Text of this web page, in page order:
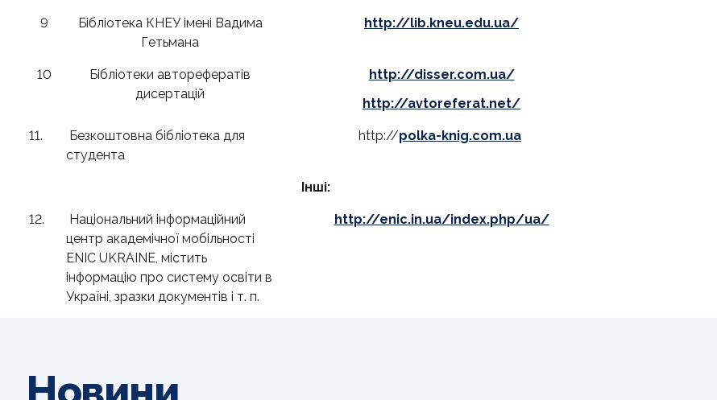
9
Бібліотека КНЕУ імені Вадима
Гетьмана
http://lib.kneu.edu.ua/
10
Бібліотеки авторефератів
дисертацій
http://disser.com.ua/
http://avtoreferat.net/
11.
Безкоштовна бібліотека для
студента
http://polka-knig.com.ua
Інші:
12.
Національний інформаційний
центр академічної мобільності
ENIC UKRAINE, містить
інформацію про систему освіти в
Україні, зразки документів і т. п.
http://enic.in.ua/index.php/ua/